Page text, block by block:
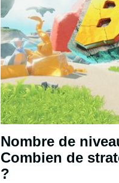
Nombre de
Combien de
?